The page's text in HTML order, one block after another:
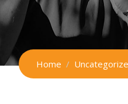
Home